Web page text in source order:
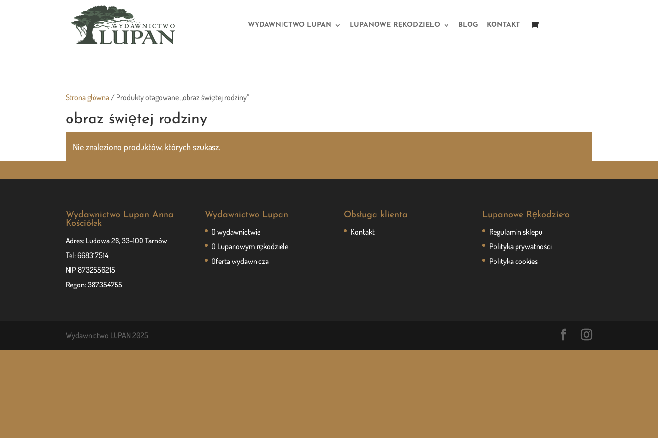
WYDAWNICTWO LUPAN LUPANOWE RĘKODZIEŁO BLOG KONTAKT
Strona główna/ Produkty otagowane „obraz świętej rodziny”
obraz świętej rodziny
Nie znaleziono produktów, których szukasz.
Wydawnictwo Lupan Anna
Kościółek
Adres: Ludowa 26, 33-100 Tarnów
Tel: 668317514
NIP 8732556215
Regon: 387354755
Wydawnictwo Lupan
O wydawnictwie
O Lupanowym rękodziele
Oferta wydawnicza
Obsługa klienta
Kontakt
Lupanowe Rękodzieło
Regulamin sklepu
Polityka prywatności
Polityka cookies
Wydawnictwo LUPAN 2025